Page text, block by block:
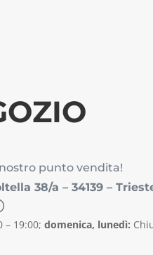
punto vendita!
38/a – 34139 –
– 19:00; domenica, lunedì: